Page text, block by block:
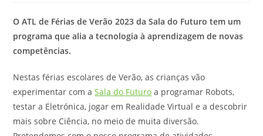
O ATL de Férias de Verão 2023 da Sala do Futuro tem um
programa que alia a tecnologia à aprendizagem de novas
competências.
Nestas férias escolares de Verão, as crianças vão
experimentar com aSala do Futuro a programar Robots,
testar a Eletrónica, jogar em Realidade Virtual e a descobrir
mais sobre Ciência, no meio de muita diversão.